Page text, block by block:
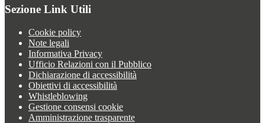
Sezione Link Utili
Cookie policy
Note legali
Informativa Privacy
Ufficio Relazioni con il Pubblico
Dichiarazione di accessibilità
Obiettivi di accessibilità
Whistleblowing
Gestione consensi cookie
Amministrazione trasparente